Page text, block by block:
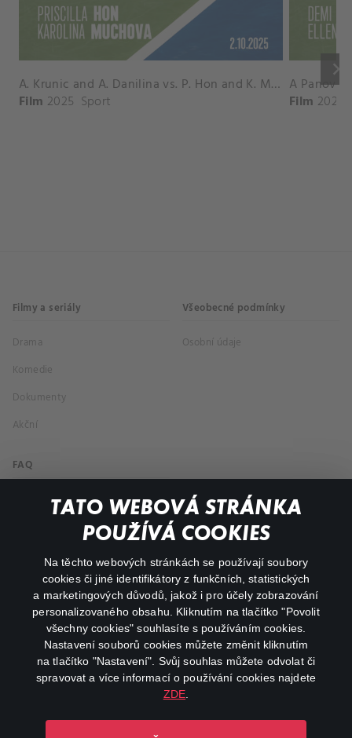
TATO WEBOVÁ STRÁNKA
POUŽÍVÁ COOKIES
Na těchto webových stránkách se používají soubory
cookies či jiné identifikátory z funkčních, statistických
a marketingových důvodů, jakož i pro účely zobrazování
personalizovaného obsahu. Kliknutím na tlačítko "Povolit
všechny cookies" souhlasíte s používáním cookies.
Nastavení souborů cookies můžete změnit kliknutím
na tlačítko "Nastavení". Svůj souhlas můžete odvolat či
spravovat a více informací o používání cookies najdete
ZDE
keyboard_arrow_right
A. Krunic and A. Danilina vs. P. Hon and K. Muchova Match Highlights - BEIJING_Capital Group Diamond ( October 02, 2025)
Film 2025 Sport Film 2026
Filmy a seriály
Drama
Komedie
Dokumenty
Akční
Všeobecné podmínky
Osobní údaje
FAQ
Můj účet
Důležité odkazy
facebookinstagram
youtube